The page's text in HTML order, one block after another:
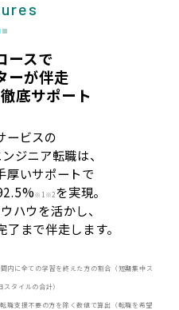
ースで
ーが伴走
底サポート
ービスの
ジニア転職は、
厚いサポートで
※ 1※2を実現。
ハウを活かし、
まで伴走します。
内に全ての学習を終えた方の割合（短期集中ス
スタイルの合計）
職支援不要の方を除く数値で算出（転職を希望